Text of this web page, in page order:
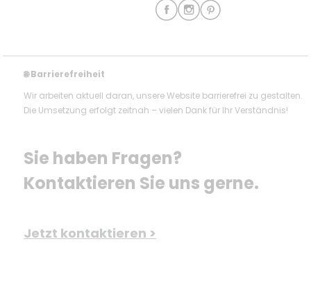
🌐Barrierefreiheit
Wir arbeiten aktuell daran, unsere Website barrierefrei zu gestalten.
Die Umsetzung erfolgt zeitnah – vielen Dank für Ihr Verständnis!
Sie haben Fragen?
Kontaktieren Sie uns gerne.
Jetzt kontaktieren >